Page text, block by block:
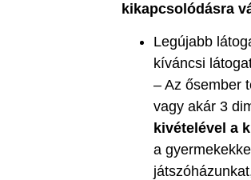
kikapcsolódásra
Legújabb
kíváncsi
– Az ősember
vagy akár 3
kivételével a
a